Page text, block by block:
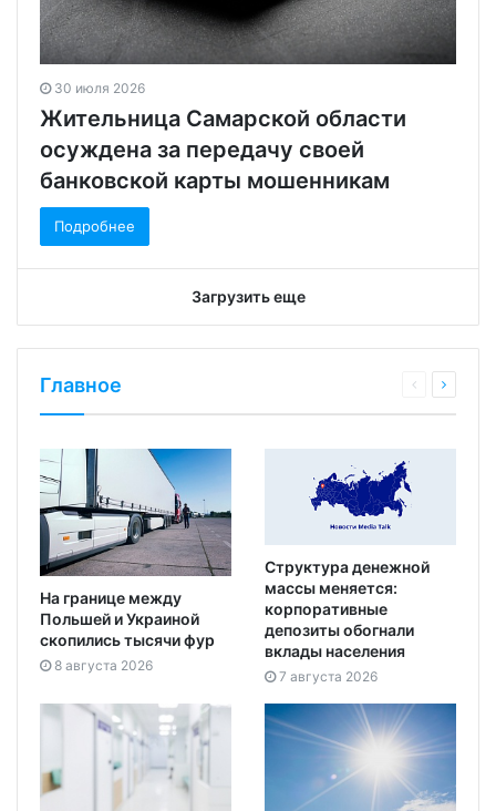
30 июля 2026
Жительница Самарской области
осуждена за передачу своей
банковской карты мошенникам
Подробнее
Загрузить еще
Главное
На границе между
Польшей и Украиной
скопились тысячи фур
8 августа 2026
Структура денежной
массы меняется:
корпоративные
депозиты обогнали
вклады населения
7 августа 2026